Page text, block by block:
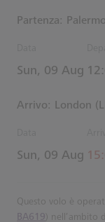
Partenza:
Sun, 09 Aug
Arrivo: London
Sun, 09 Aug
Questo volo è
BA619) nell’ambito